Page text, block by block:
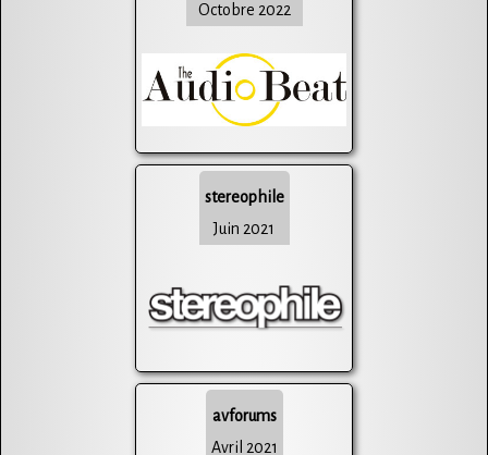
Octobre 2022
stereophile
Juin 2021
avforums
Avril 2021